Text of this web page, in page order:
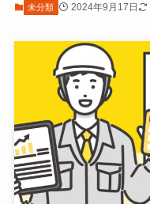
未分類 2024年9月17日